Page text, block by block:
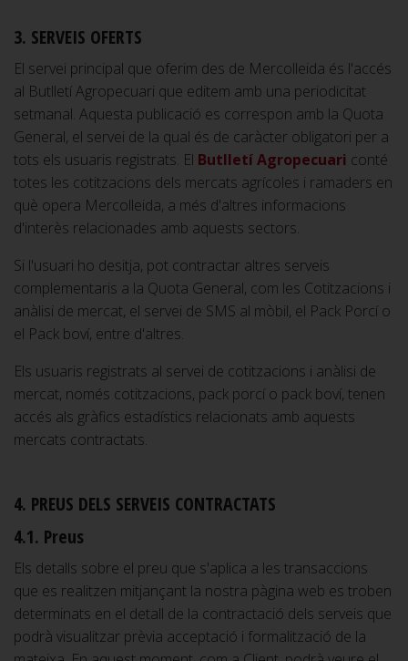
3. SERVEIS OFERTS
El servei principal que oferim des de Mercolleida és l'accés
al Butlletí Agropecuari que editem amb una periodicitat
setmanal. Aquesta publicació es correspon amb la Quota
General, el servei de la qual és de caràcter obligatori per a
tots els usuaris registrats. El Butlletí Agropecuari conté
totes les cotitzacions dels mercats agrícoles i ramaders en
què opera Mercolleida, a més d'altres informacions
d'interès relacionades amb aquests sectors.
Si l'usuari ho desitja, pot contractar altres serveis
complementaris a la Quota General, com les Cotitzacions i
anàlisi de mercat, el servei de SMS al mòbil, el Pack Porcí o
el Pack boví, entre d'altres.
Els usuaris registrats al servei de cotitzacions i anàlisi de
mercat, només cotitzacions, pack porcí o pack boví, tenen
accés als gràfics estadístics relacionats amb aquests
mercats contractats.
4. PREUS DELS SERVEIS CONTRACTATS
4.1. Preus
Els detalls sobre el preu que s'aplica a les transaccions
que es realitzen mitjançant la nostra pàgina web es troben
determinats en el detall de la contractació dels serveis que
podrà visualitzar prèvia acceptació i formalització de la